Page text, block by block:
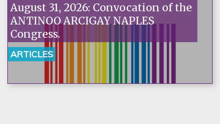
August 31, 2026: Convocation of the
ANTINOO ARCIGAY NAPLES
Congress.
ARTICLES